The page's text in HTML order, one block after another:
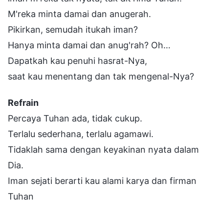
M'reka minta damai dan anugerah.
Pikirkan, semudah itukah iman?
Hanya minta damai dan anug'rah? Oh…
Dapatkah kau penuhi hasrat-Nya,
saat kau menentang dan tak mengenal-Nya?
Refrain
Percaya Tuhan ada, tidak cukup.
Terlalu sederhana, terlalu agamawi.
Tidaklah sama dengan keyakinan nyata dalam
Dia.
Iman sejati berarti kau alami karya dan firman
Tuhan